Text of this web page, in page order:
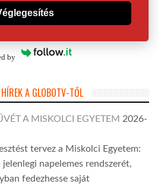
by
A GLOBOTV-TŐL
A MISKOLCI EGYETEM 2026-
tervez a Miskolci Egyetem:
napelemes rendszerét,
fedezhesse saját